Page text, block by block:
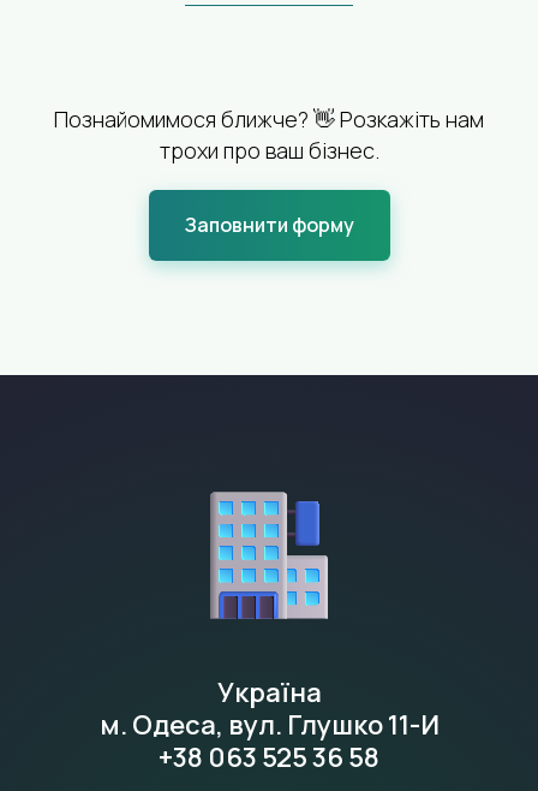
Познайомимося ближче? 👋 Розкажіть нам
трохи про ваш бізнес.
Заповнити форму
Україна
м. Одеса, вул. Глушко 11-И
+38 063 525 36 58